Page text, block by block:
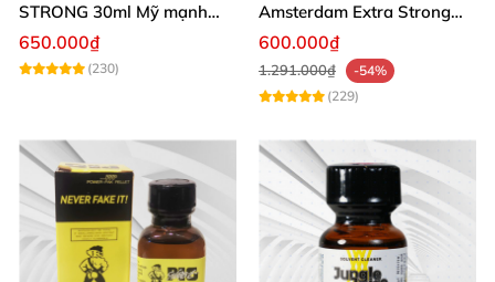
STRONG 30ml Mỹ mạnh
nhất kích thích cực phê
650.000₫
(230)
Amsterdam Extra Strong
30ml
600.000₫
1.291.000₫
-54%
(229)